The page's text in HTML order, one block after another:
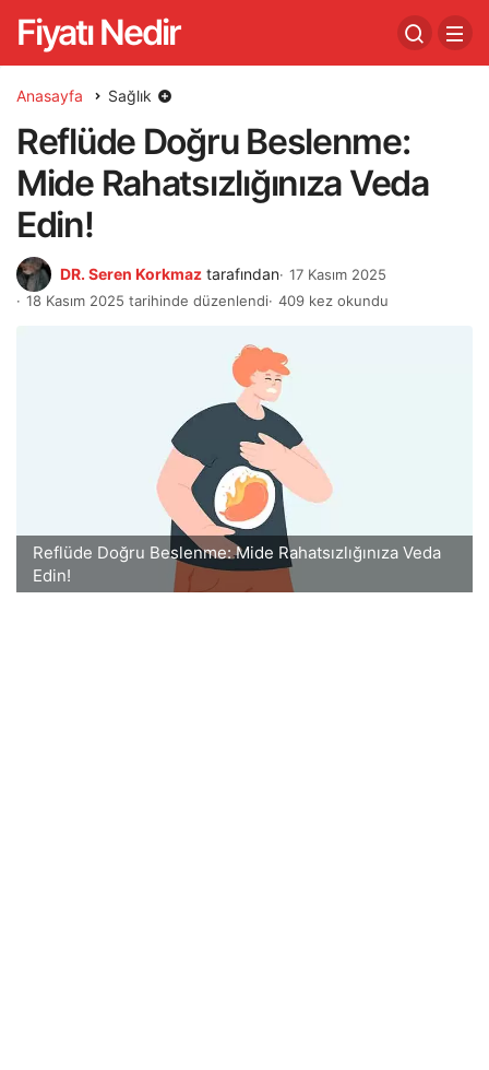
Fiyatı Nedir
Anasayfa Sağlık
Reflüde Doğru Beslenme:
Mide Rahatsızlığınıza Veda
Edin!
DR. Seren Korkmaz tarafından 17 Kasım 2025
18 Kasım 2025 tarihinde düzenlendi
409 kez okundu
Reflüde Doğru Beslenme: Mide Rahatsızlığınıza Veda
Edin!